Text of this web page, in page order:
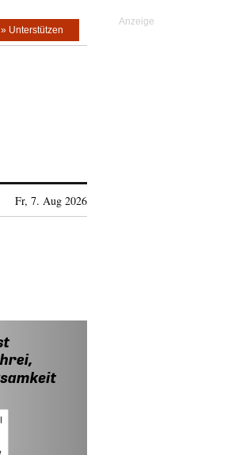
» Unterstützen
Fr, 7. Aug 2026